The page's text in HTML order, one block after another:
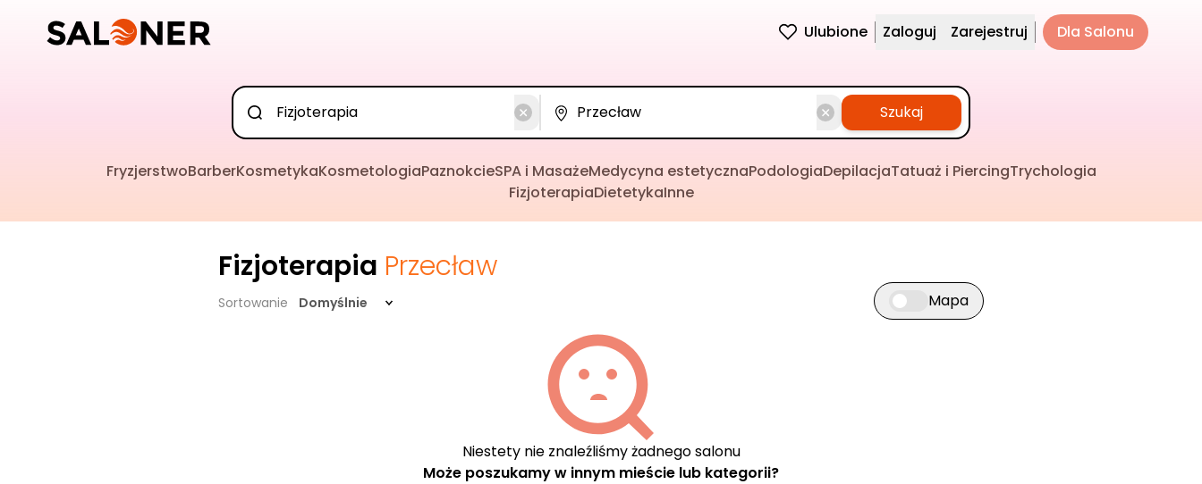
Ulubione Zaloguj Zarejestruj Dla Salonu
Szukaj
FryzjerstwoBarberKosmetykaKosmetologiaPaznokcieSPA i MasażeMedycyna estetycznaPodologiaDepilacjaTatuaż i PiercingTrychologia
FizjoterapiaDietetykaInne
Fizjoterapia Przecław
Sortowanie Domyślnie Przełącz widok mapy
Mapa
Niestety nie znaleźliśmy żadnego salonu
Może poszukamy w innym mieście lub kategorii?